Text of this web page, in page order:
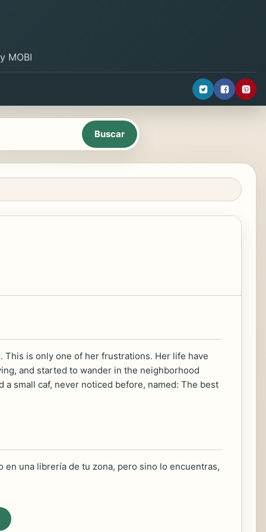
MOBI
is only one of her frustrations. Her life have
and started to wander in the neighborhood
small caf, never noticed before, named: The best
una librería de tu zona, pero sino lo encuentras,